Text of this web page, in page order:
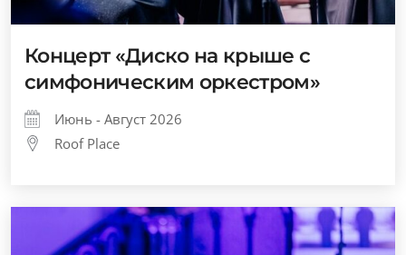
Концерт «Диско на крыше с
симфоническим оркестром»
Июнь - Август 2026
Roof Place